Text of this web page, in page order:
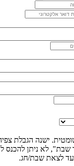
שבת", לא ניתן להכנס
לצאת שבת/חג.